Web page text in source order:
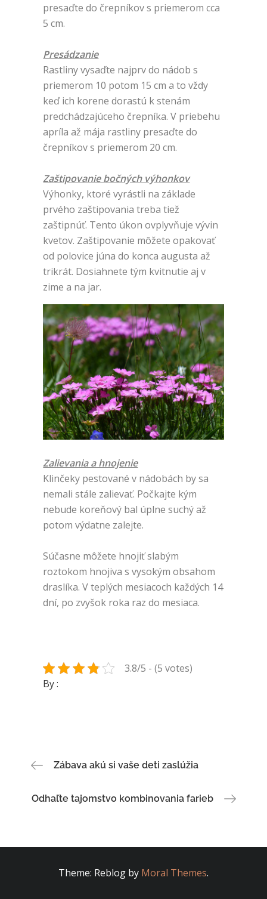
presaďte do črepníkov s priemerom cca
5 cm.
Presádzanie
Rastliny vysaďte najprv do nádob s
priemerom 10 potom 15 cm a to vždy
keď ich korene dorastú k stenám
predchádzajúceho črepníka. V priebehu
apríla až mája rastliny presaďte do
črepníkov s priemerom 20 cm.
Zaštipovanie bočných výhonkov
Výhonky, ktoré vyrástli na základe
prvého zaštipovania treba tiež
zaštipnúť. Tento úkon ovplyvňuje vývin
kvetov. Zaštipovanie môžete opakovať
od polovice júna do konca augusta až
trikrát. Dosiahnete tým kvitnutie aj v
zime a na jar.
Zalievania a hnojenie
Klinčeky pestované v nádobách by sa
nemali stále zalievať. Počkajte kým
nebude koreňový bal úplne suchý až
potom výdatne zalejte.
Súčasne môžete hnojiť slabým
roztokom hnojiva s vysokým obsahom
draslíka. V teplých mesiacoch každých 14
dní, po zvyšok roka raz do mesiaca.
3.8/5 - (5 votes)
By :
Navigace
pro
Zábava akú si vaše deti zaslúžia
Odhaľte tajomstvo kombinovania farieb
Theme: Reblog by Moral Themes.